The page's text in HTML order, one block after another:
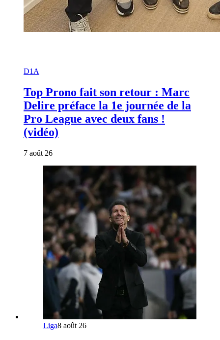
D1A
Top Prono fait son retour : Marc
Delire préface la 1e journée de la
Pro League avec deux fans !
(vidéo)
7 août 26
Liga8 août 26